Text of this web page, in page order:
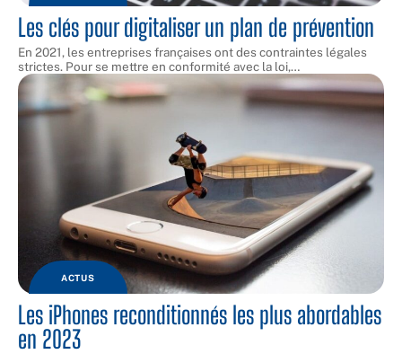
Les clés pour digitaliser un plan de prévention
En 2021, les entreprises françaises ont des contraintes légales
strictes. Pour se mettre en conformité avec la loi,…
ACTUS
Les iPhones reconditionnés les plus abordables
en 2023